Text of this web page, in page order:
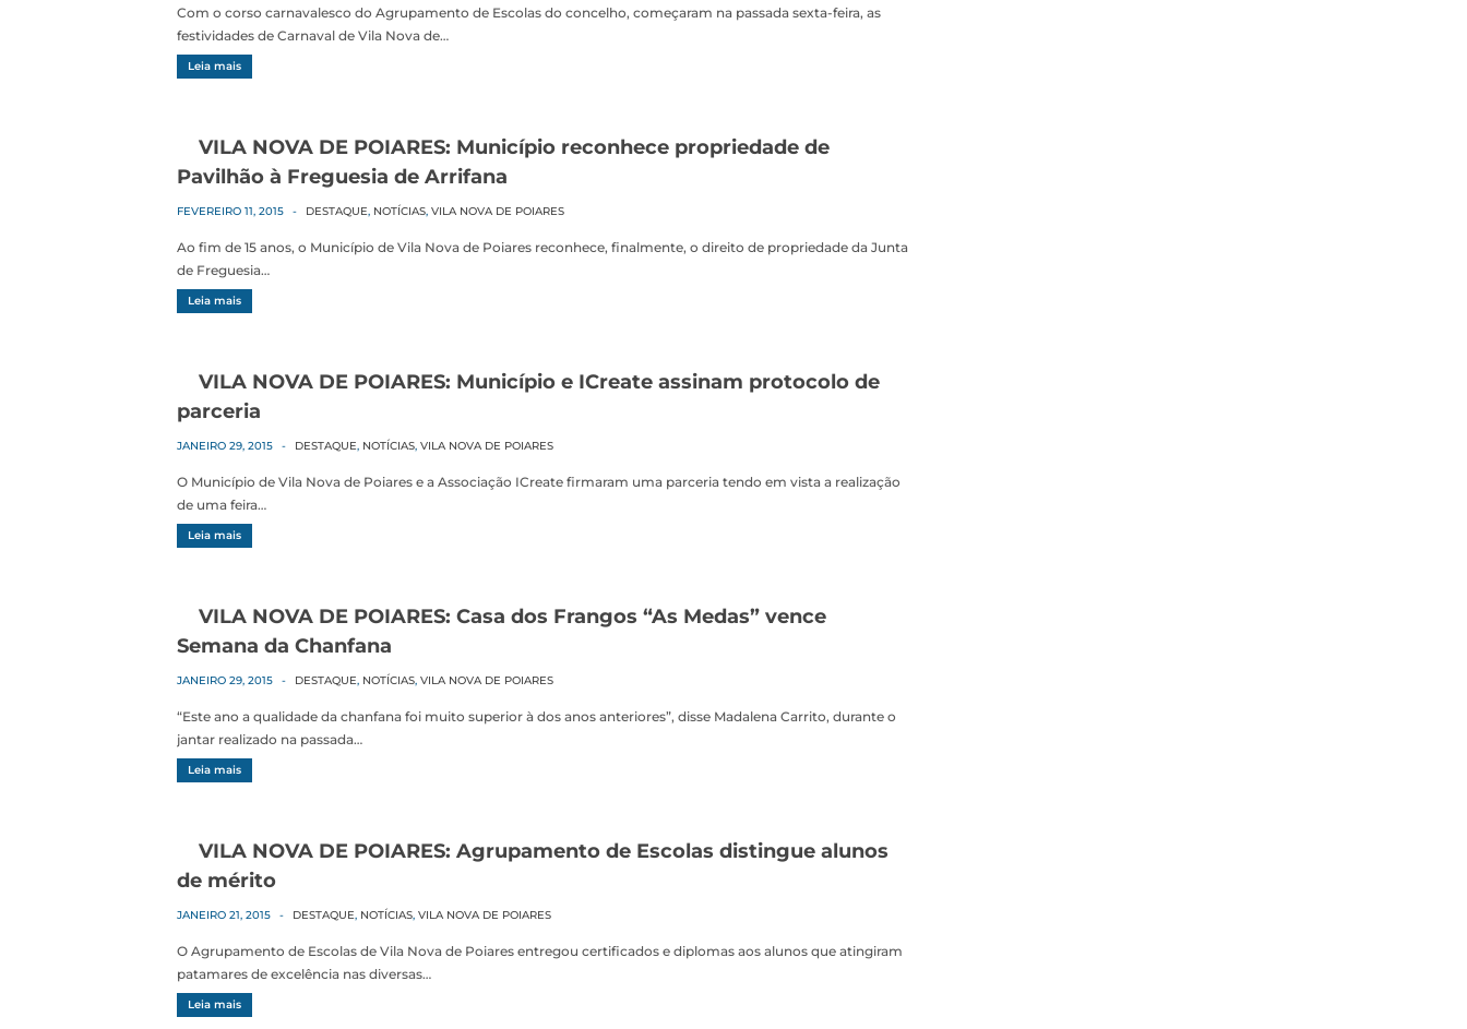
Com o corso carnavalesco do Agrupamento de Escolas do concelho, começaram na passada sexta-feira, as
festividades de Carnaval de Vila Nova de…
Leia mais
VILA NOVA DE POIARES: Município reconhece propriedade de
Pavilhão à Freguesia de Arrifana
FEVEREIRO 11, 2015 - DESTAQUE, NOTÍCIAS, VILA NOVA DE POIARES
Ao fim de 15 anos, o Município de Vila Nova de Poiares reconhece, finalmente, o direito de propriedade da Junta
de Freguesia…
Leia mais
VILA NOVA DE POIARES: Município e ICreate assinam protocolo de
parceria
JANEIRO 29, 2015 - DESTAQUE, NOTÍCIAS, VILA NOVA DE POIARES
O Município de Vila Nova de Poiares e a Associação ICreate firmaram uma parceria tendo em vista a realização
de uma feira…
Leia mais
VILA NOVA DE POIARES: Casa dos Frangos “As Medas” vence
Semana da Chanfana
JANEIRO 29, 2015 - DESTAQUE, NOTÍCIAS, VILA NOVA DE POIARES
“Este ano a qualidade da chanfana foi muito superior à dos anos anteriores”, disse Madalena Carrito, durante o
jantar realizado na passada…
Leia mais
VILA NOVA DE POIARES: Agrupamento de Escolas distingue alunos
de mérito
JANEIRO 21, 2015 - DESTAQUE, NOTÍCIAS, VILA NOVA DE POIARES
O Agrupamento de Escolas de Vila Nova de Poiares entregou certificados e diplomas aos alunos que atingiram
patamares de excelência nas diversas…
Leia mais